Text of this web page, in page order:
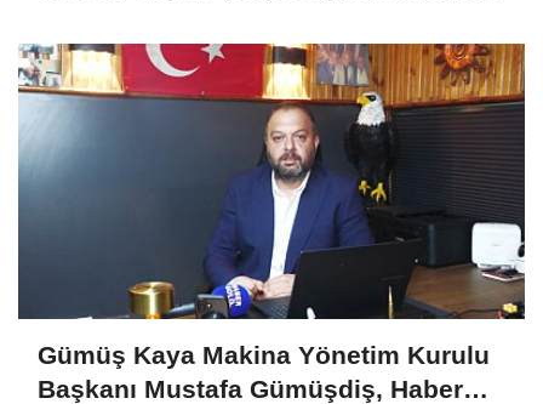
Gümüş Kaya Makina Yönetim Kurulu
Başkanı Mustafa Gümüşdiş, Haber